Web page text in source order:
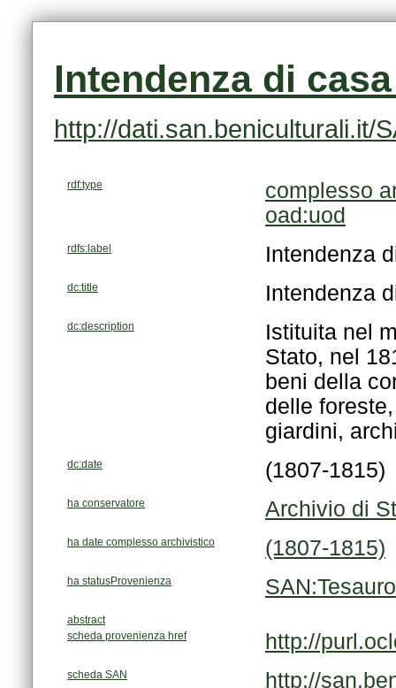
Intendenza di
http://dati.san.beniculturali.it/
rdf:type
complesso
oad:uod
rdfs:label Intendenza
dc:title Intendenza
dc:description
giardini,
dc:date (1807-1815)
ha conservatore Archivio di
ha date complesso archivistico (1807-1815)
ha statusProvenienza
abstract
scheda provenienza href
http://
scheda SAN